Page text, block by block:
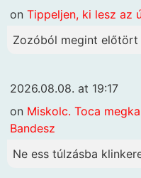
on Tippeljen, ki lesz az
Zozóból megint előtört
2026.08.08. at 19:17
on Miskolc. Toca
Bandesz
Ne ess túlzásba